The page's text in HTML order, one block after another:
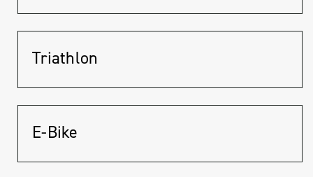
Triathlon
E-Bike